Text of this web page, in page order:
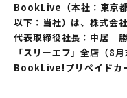
BookLive（本社：東京都
以下：当社）は、株式会
代表取締役社長：中居
「スリーエフ」全店（8
BookLive!プリペイドカ